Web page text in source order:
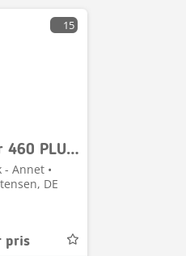
15
Kemper 460 PLUS STALKBUSTER
Annet •
DE
pris